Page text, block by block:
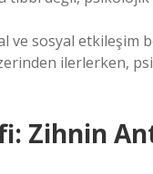
ve sosyal etkileşim
ilerlerken,
Zihnin